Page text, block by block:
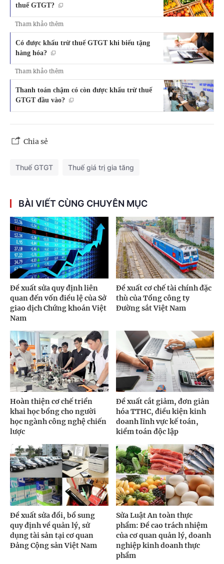
thuế GTGT?
Tham khảo thêm
Có được khấu trừ thuế GTGT khi biếu tặng
hàng hóa?
Tham khảo thêm
Thanh toán chậm có còn được khấu trừ thuế
GTGT đầu vào?
Chia sẻ
Thuế GTGT Thuế giá trị gia tăng
BÀI VIẾT CÙNG CHUYÊN MỤC
Đề xuất sửa quy định liên
quan đến vốn điều lệ của Sở
giao dịch Chứng khoán Việt
Nam
Đề xuất cơ chế tài chính đặc
thù của Tổng công ty
Đường sắt Việt Nam
Hoàn thiện cơ chế triển
khai học bổng cho người
học ngành công nghệ chiến
lược
Đề xuất cắt giảm, đơn giản
hóa TTHC, điều kiện kinh
doanh lĩnh vực kế toán,
kiểm toán độc lập
Đề xuất sửa đổi, bổ sung
quy định về quản lý, sử
dụng tài sản tại cơ quan
Đảng Cộng sản Việt Nam
Sửa Luật An toàn thực
phẩm: Đề cao trách nhiệm
của cơ quan quản lý, doanh
nghiệp kinh doanh thực
phẩm